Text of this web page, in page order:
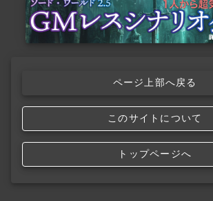
ページ上部へ戻る
このサイトについて
トップページへ